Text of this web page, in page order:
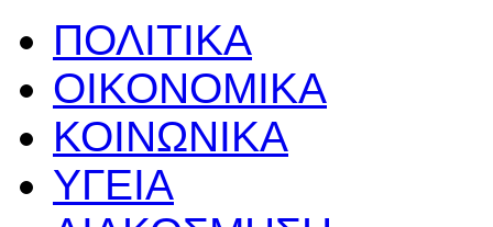
ΠΟΛΙΤΙΚΑ
ΟΙΚΟΝΟΜΙΚΑ
ΚΟΙΝΩΝΙΚΑ
ΥΓΕΙΑ